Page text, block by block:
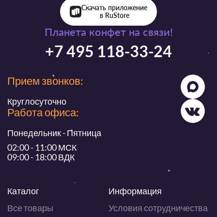
Планета конфет на связи!
+7 495 118-33-24
Прием звонков:
Круглосуточно
Работа офиса:
Понедельник - Пятница
02:00 - 11:00 МСК
09:00 - 18:00 ВДК
Каталог
Все товары
Информация
Условия сотрудничества
Скачать приложение
в RuStore